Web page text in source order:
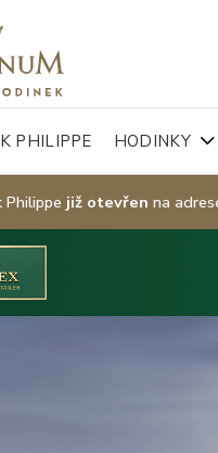
PHILIPPE HODINKY
již otevřen na